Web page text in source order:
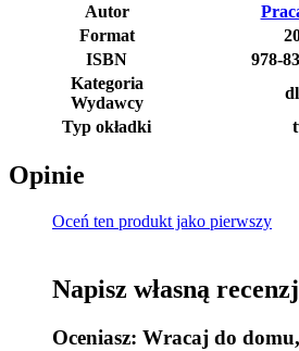
Autor
Format
ISBN
978-
Kategoria
Wydawcy
Typ okładki
Opinie
Oceń ten produkt jako pierwszy
Napisz własną
Oceniasz: Wracaj do domu,